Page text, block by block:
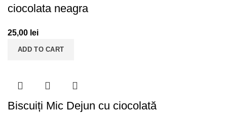
ciocolata neagra
25,00 lei
ADD TO CART
Biscuiți Mic Dejun cu ciocolată